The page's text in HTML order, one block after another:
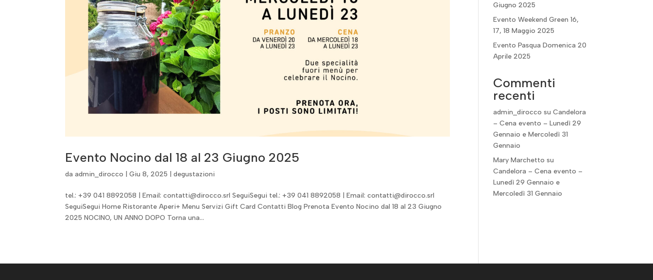
Evento Nocino dal 18 al 23 Giugno 2025
daadmin_dirocco |Giu 8, 2025 |degustazioni
tel.: +39 041 8892058 | Email: contatti@dirocco.srl SeguiSegui tel.: +39 041 8892058 | Email: contatti@dirocco.srl
SeguiSegui Home Ristorante Aperi+ Menu Servizi Gift Card Contatti Blog Prenota Evento Nocino dal 18 al 23 Giugno
2025 NOCINO, UN ANNO DOPO Torna una...
Giugno 2025
Evento Weekend Green 16,
17, 18 Maggio 2025
Evento Pasqua Domenica 20
Aprile 2025
Commenti
recenti
admin_dirocco suCandelora
– Cena evento – Lunedì 29
Gennaio e Mercoledì 31
Gennaio
Mary Marchetto su
Candelora – Cena evento –
Lunedì 29 Gennaio e
Mercoledì 31 Gennaio